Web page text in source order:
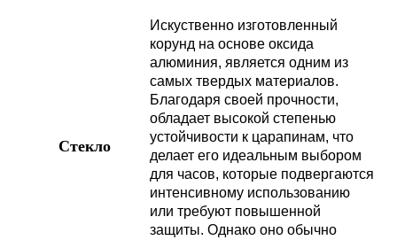
Стекло
Искуственно изготовленный
корунд на основе оксида
алюминия, является одним из
самых твердых материалов.
Благодаря своей прочности,
обладает высокой степенью
устойчивости к царапинам, что
делает его идеальным выбором
для часов, которые подвергаются
интенсивному использованию
или требуют повышенной
защиты. Однако оно обычно